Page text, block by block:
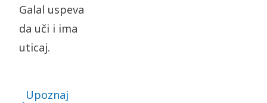
Galal uspeva
da uči i ima
uticaj.
Upoznaj